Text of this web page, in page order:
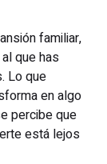
familiar,
que has
Lo que
en algo
percibe que
está lejos